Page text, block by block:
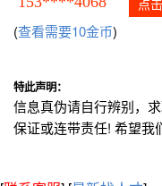
点
(查看需要10金币)
特此声明：
信息真伪请自行辨别，
保证或连带责任! 希望我